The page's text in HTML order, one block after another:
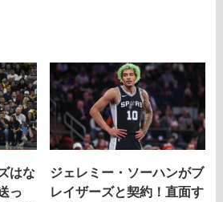
はな
っ
ジェレミー・ソーハンがブ
レイザーズと契約！直面す